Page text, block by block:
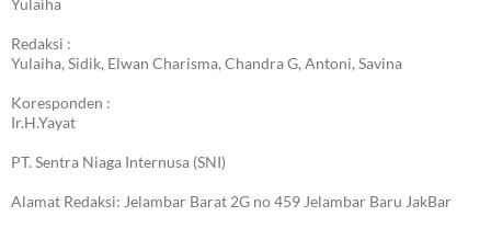
Yulaiha
Redaksi :
Yulaiha, Sidik, Elwan Charisma, Chandra G, Antoni, Savina
Koresponden :
Ir.H.Yayat
PT. Sentra Niaga Internusa (SNI)
Alamat Redaksi: Jelambar Barat 2G no 459 Jelambar Baru JakBar